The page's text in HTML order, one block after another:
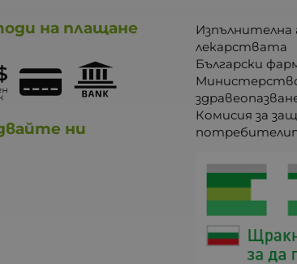
на плащане
ни
Изпълнителна
лекарствата
Български
Комисия за